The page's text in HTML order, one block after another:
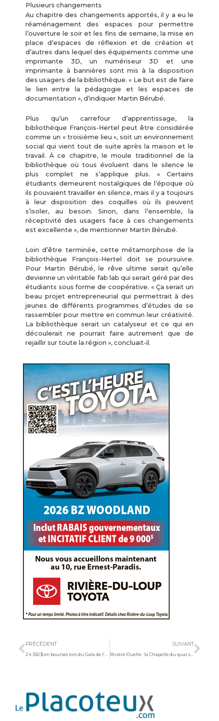
Plusieurs changements
Au chapitre des changements apportés, il y a eu le
réaménagement des espaces pour permettre
l’ouverture le soir et les fins de semaine, la mise en
place d’espaces de réflexion et de création et
d’autres dans lequel des équipements comme une
imprimante 3D, un numériseur 3D et une
imprimante à bannières sont mis à la disposition
des usagers de la bibliothèque. « Le but est de faire
le lien entre la pédagogie et les espaces de
documentation », d’indiquer Martin Bérubé.
Plus qu’un carrefour d’apprentissage, la
bibliothèque François-Hertel peut être considérée
comme un « troisième lieu », soit un environnement
social qui vient tout de suite après la maison et le
travail. À ce chapitre, le moule traditionnel de la
bibliothèque où tous évoluent dans le silence le
plus complet ne s’applique plus. « Certains
étudiants demeurent nostalgiques de l’époque où
ils pouvaient travailler en silence, mais il y a toujours
à leur disposition des coquilles où ils peuvent
s’isoler, au besoin. Sinon, dans l’ensemble, la
réceptivité des usagers face à ces changements
est excellente », de mentionner Martin Bérubé.
Loin d’être terminée, cette métamorphose de la
bibliothèque François-Hertel doit se poursuivre.
Pour Martin Bérubé, le rêve ultime serait qu’elle
devienne un véritable fab lab qui serait géré par des
étudiants sous forme de coopérative. « Ça serait un
beau projet entrepreneurial qui permettrait à des
jeunes de différents programmes d’études de se
rassembler pour mettre en commun leur créativité.
La bibliothèque serait un catalyseur et ce qui en
découlerait ne pourrait faire autrement que de
rejaillir sur toute la région », concluait-il.
PRÉCÉDENT
24 350 $ en bourses lors du Gala de l’excellence et de l’engagement du Cégep de La Pocatière
SUIVANT
Rivière-Ouelle : la Chapelle du quai se prépare pour son année test